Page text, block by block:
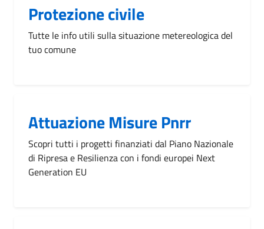
Protezione civile
Tutte le info utili sulla situazione metereologica del
tuo comune
Attuazione Misure Pnrr
Scopri tutti i progetti finanziati dal Piano Nazionale
di Ripresa e Resilienza con i fondi europei Next
Generation EU